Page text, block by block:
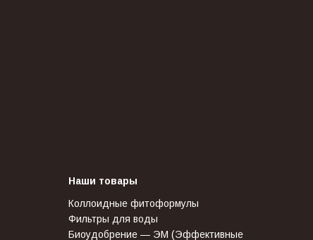
Наши товары
Коллоидные фитоформулы
Фильтры для воды
Биоудобрение — ЭМ (Эффективные